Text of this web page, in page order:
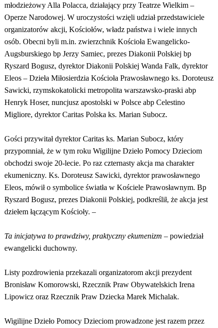
młodzieżowy Alla Polacca, działający przy Teatrze Wielkim –
Operze Narodowej. W uroczystości wzięli udział przedstawiciele
organizatorów akcji, Kościołów, władz państwa i wiele innych
osób. Obecni byli m.in. zwierzchnik Kościoła Ewangelicko-
Augsburskiego bp Jerzy Samiec, prezes Diakonii Polskiej bp
Ryszard Bogusz, dyrektor Diakonii Polskiej Wanda Falk, dyrektor
Eleos – Dzieła Miłosierdzia Kościoła Prawosławnego ks. Doroteusz
Sawicki, rzymskokatolicki metropolita warszawsko-praski abp
Henryk Hoser, nuncjusz apostolski w Polsce abp Celestino
Migliore, dyrektor Caritas Polska ks. Marian Subocz.
Gości przywitał dyrektor Caritas ks. Marian Subocz, który
przypomniał, że w tym roku Wigilijne Dzieło Pomocy Dzieciom
obchodzi swoje 20-lecie. Po raz czternasty akcja ma charakter
ekumeniczny. Ks. Doroteusz Sawicki, dyrektor prawosławnego
Eleos, mówił o symbolice światła w Kościele Prawosławnym. Bp
Ryszard Bogusz, prezes Diakonii Polskiej, podkreślił, że akcja jest
dziełem łączącym Kościoły. –
Ta inicjatywa to prawdziwy, praktyczny ekumenizm – powiedział
ewangelicki duchowny.
Listy pozdrowienia przekazali organizatorom akcji prezydent
Bronisław Komorowski, Rzecznik Praw Obywatelskich Irena
Lipowicz oraz Rzecznik Praw Dziecka Marek Michalak.
Wigilijne Dzieło Pomocy Dzieciom prowadzone jest razem przez